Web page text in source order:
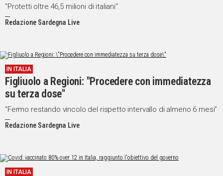
"Protetti oltre 46,5 milioni di italiani"
Redazione Sardegna Live
IN ITALIA
Figliuolo a Regioni: "Procedere con immediatezza
su terza dose"
"Fermo restando vincolo del rispetto intervallo di almeno 6 mesi"
Redazione Sardegna Live
IN ITALIA